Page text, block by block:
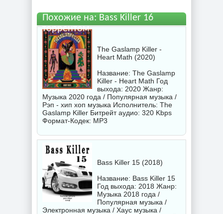
Похожие на: Bass Killer 16
торрентом
The Gaslamp Killer -
Heart Math (2020)
Название: The Gaslamp
Killer - Heart Math Год
выхода: 2020 Жанр:
Музыка 2020 года / Популярная музыка /
Рэп - хип хоп музыка Исполнитель: The
Gaslamp Killer Битрейт аудио: 320 Kbps
Формат-Кодек: MP3
Bass Killer 15 (2018)
Название: Bass Killer 15
Год выхода: 2018 Жанр:
Музыка 2018 года /
Популярная музыка /
Электронная музыка / Хаус музыка /